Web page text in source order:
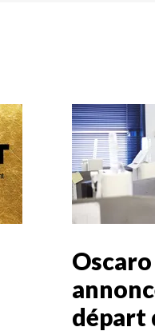
départ